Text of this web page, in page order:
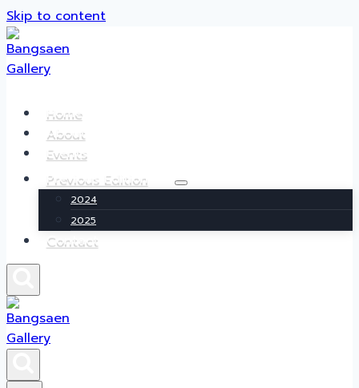
Skip to content
Home
About
Events
Previous Edition
2024
2025
Contact